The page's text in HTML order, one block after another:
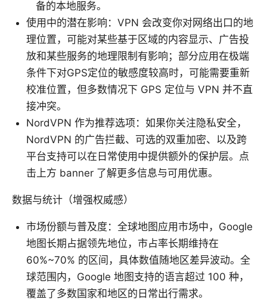
备的本地服务。
使用中的潜在影响：VPN 会改变你对网络出口的地
理位置，可能对某些基于区域的内容显示、广告投
放和某些服务的地理限制有影响；部分应用在极端
条件下对GPS定位的敏感度较高时，可能需要重新
校准位置，但多数情况下 GPS 定位与 VPN 并不直
接冲突。
NordVPN 作为推荐选项：如果你关注隐私安全，
NordVPN 的广告拦截、可选的双重加密、以及跨
平台支持可以在日常使用中提供额外的保护层。点
击上方 banner 了解更多信息与可用优惠。
数据与统计（增强权威感）
市场份额与普及度：全球地图应用市场中，Google
地图长期占据领先地位，市占率长期维持在
60%~70% 的区间，具体数值随地区差异波动。全
球范围内，Google 地图支持的语言超过 100 种，
覆盖了多数国家和地区的日常出行需求。